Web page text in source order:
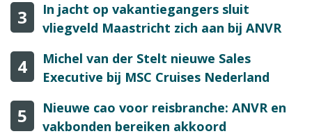
3
In jacht op vakantiegangers sluit
vliegveld Maastricht zich aan bij ANVR
4
Michel van der Stelt nieuwe Sales
Executive bij MSC Cruises Nederland
5
Nieuwe cao voor reisbranche: ANVR en
vakbonden bereiken akkoord